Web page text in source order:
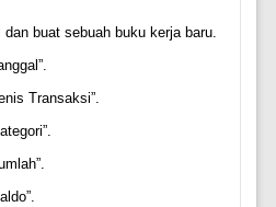
buat sebuah buku kerja baru.
Transaksi”.